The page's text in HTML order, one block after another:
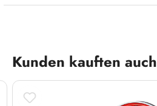
Produktgalerie überspringen
Kunden kauften auch